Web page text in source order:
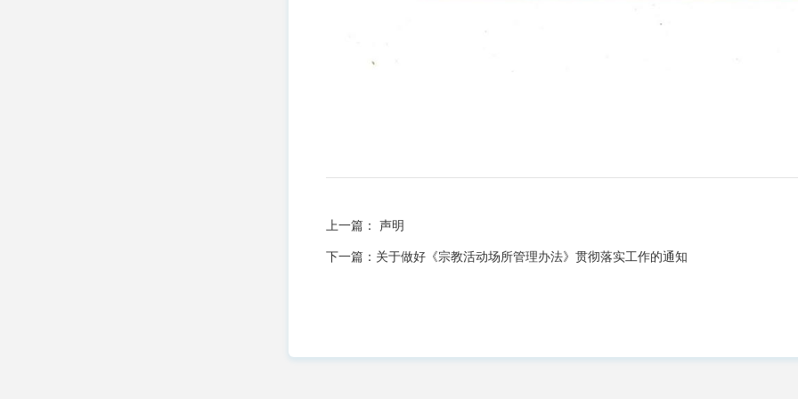
上一篇： 声明
下一篇： 关于做好《宗教活动场所管理办法》贯彻落实工作的通知